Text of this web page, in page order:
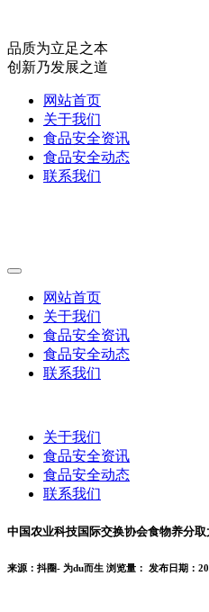
品质为立足之本
创新乃发展之道
网站首页
关于我们
食品安全资讯
食品安全动态
联系我们
网站首页
关于我们
食品安全资讯
食品安全动态
联系我们
关于我们
食品安全资讯
食品安全动态
联系我们
中国农业科技国际交换协会食物养分
来源：抖圈- 为du而生 浏览量： 发布日期：